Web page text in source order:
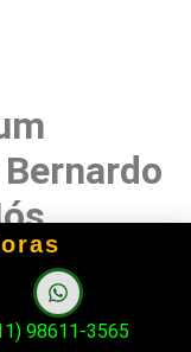
98611-3565